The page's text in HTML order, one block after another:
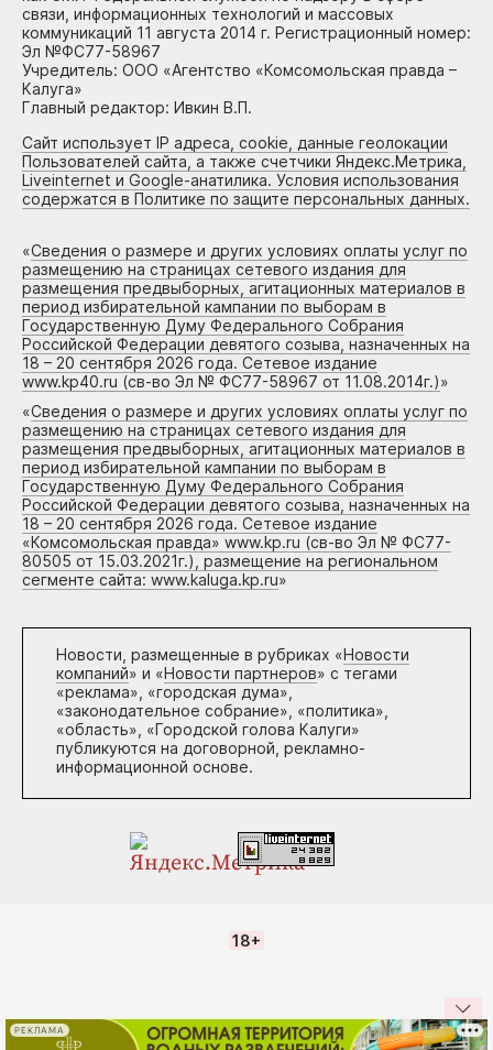
связи, информационных технологий и массовых
коммуникаций 11 августа 2014 г. Регистрационный номер:
Эл №ФС77-58967
Учредитель: ООО «Агентство «Комсомольская правда –
Калуга»
Главный редактор: Ивкин В.П.
Сайт использует IP адреса, cookie, данные геолокации
Пользователей сайта, а также счетчики Яндекс.Метрика,
Liveinternet и Google-анатилика. Условия использования
содержатся в Политике по защите персональных данных.
«Сведения о размере и других условиях оплаты услуг по
размещению на страницах сетевого издания для
размещения предвыборных, агитационных материалов в
период избирательной кампании по выборам в
Государственную Думу Федерального Собрания
Российской Федерации девятого созыва, назначенных на
18 – 20 сентября 2026 года. Сетевое издание
www.kp40.ru (св-во Эл № ФС77-58967 от 11.08.2014г.)»
«Сведения о размере и других условиях оплаты услуг по
размещению на страницах сетевого издания для
размещения предвыборных, агитационных материалов в
период избирательной кампании по выборам в
Государственную Думу Федерального Собрания
Российской Федерации девятого созыва, назначенных на
18 – 20 сентября 2026 года. Сетевое издание
«Комсомольская правда» www.kp.ru (св-во Эл № ФС77-
80505 от 15.03.2021г.), размещение на региональном
сегменте сайта: www.kaluga.kp.ru»
Новости, размещенные в рубриках «Новости
компаний» и «Новости партнеров» с тегами
«реклама», «городская дума»,
«законодательное собрание», «политика»,
«область», «Городской голова Калуги»
публикуются на договорной, рекламно-
информационной основе.
18+
РЕКЛАМА